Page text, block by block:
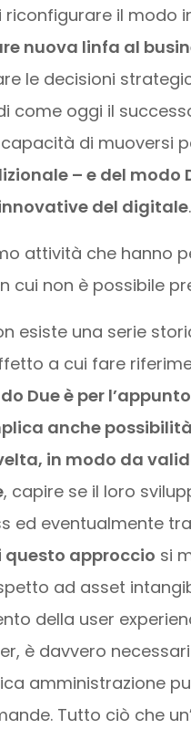
riconfigurare il modo
nuova linfa al
le decisioni
come oggi il
di muoversi
– e del
del digitale.
attività che hanno
cui non è possibile
esiste una serie
a cui fare
Due è per l’appunto
anche
in modo da
, capire se il loro
ed eventualmente
questo approccio si
ad asset
della user
è davvero
amministrazione
Tutto ciò che